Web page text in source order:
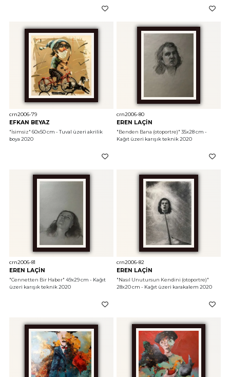
crn2006-79
EFKAN BEYAZ
"İsimsiz" 60x50 cm - Tuval üzeri akrilik
boya 2020
crn2006-80
EREN LAÇİN
"Benden Bana (otoportre)" 35x28 cm -
Kağıt üzeri karışık teknik 2020
crn2006-81
EREN LAÇİN
"Cennetten Bir Haber" 49x29 cm - Kağıt
üzeri karışık teknik 2020
crn2006-82
EREN LAÇİN
"Nasıl Unutursun Kendini (otoportre)"
28x20 cm - Kağıt üzeri karakalem 2020